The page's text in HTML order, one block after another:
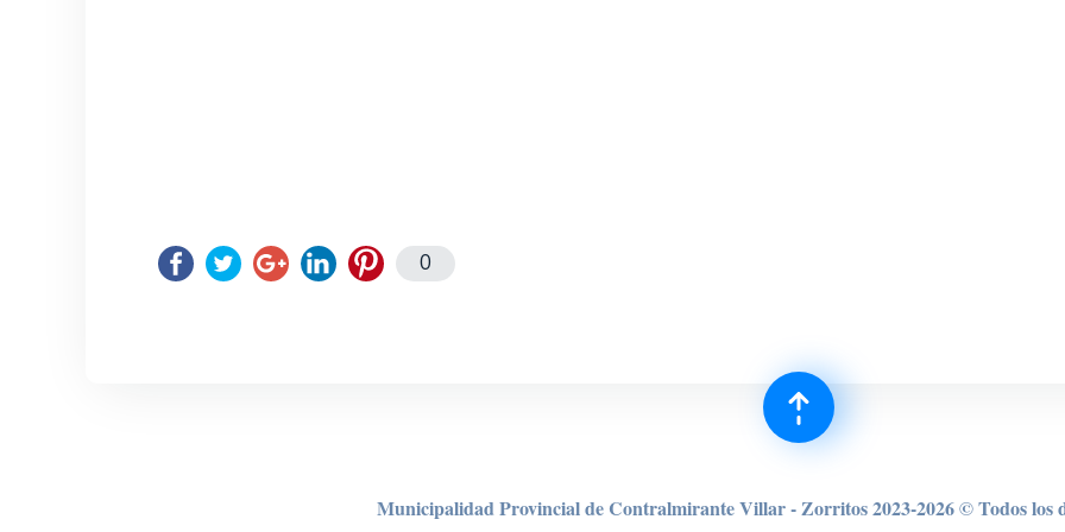
0
Municipalidad Provincial de Contralmirante Villar - Zorritos 2023-2026 © Todos los